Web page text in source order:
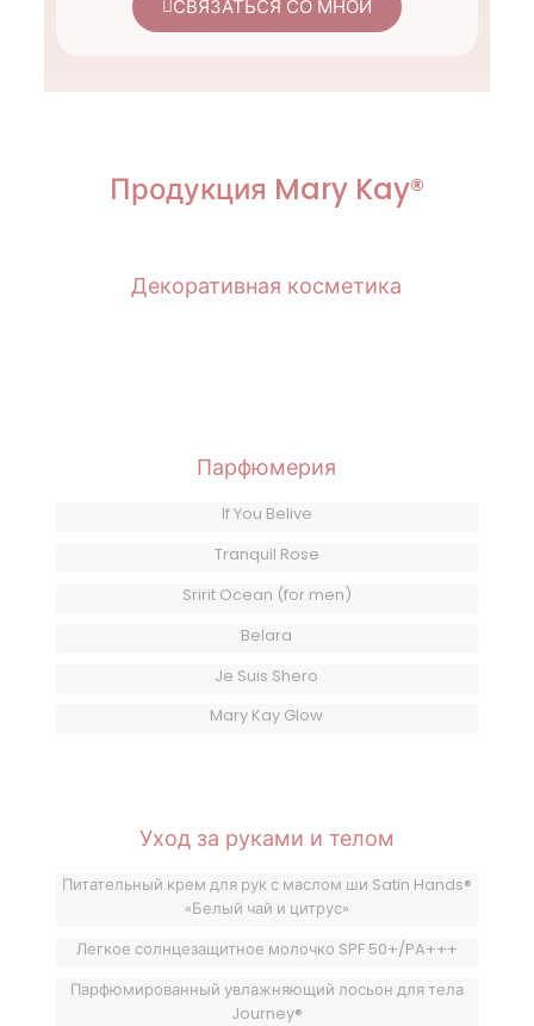
СВЯЗАТЬСЯ СО МНОЙ
Продукция Mary Kay®
Декоративная косметика
Парфюмерия
If You Belive
Tranquil Rose
Sririt Ocean (for men)
Belara
Je Suis Shero
Mary Kay Glow
Уход за руками и телом
Питательный крем для рук с маслом ши Satin Hands®
«Белый чай и цитрус»
Легкое солнцезащитное молочко SPF 50+/PA+++
Парфюмированный увлажняющий лосьон для тела
Journey®